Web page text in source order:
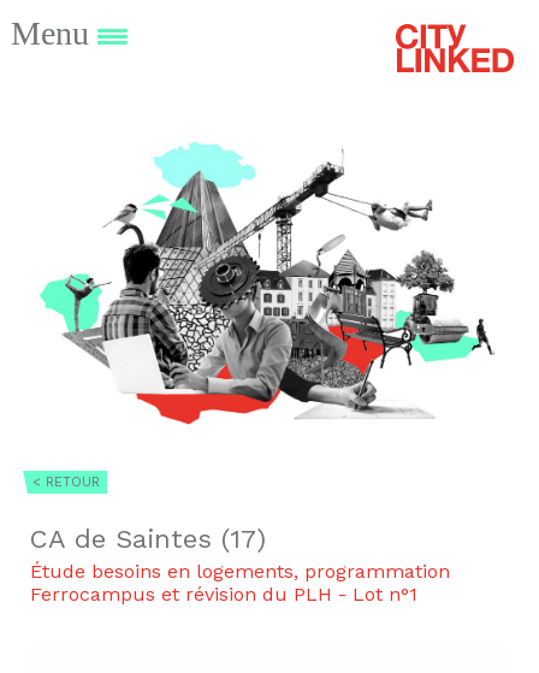
< RETOUR
CA de Saintes (17)
Étude besoins en logements, programmation
Ferrocampus et révision du PLH - Lot n°1
Menu